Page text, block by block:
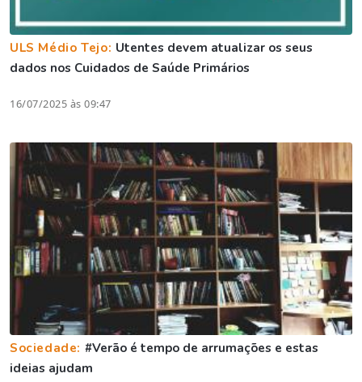
ULS Médio Tejo: Utentes devem atualizar os seus
dados nos Cuidados de Saúde Primários
16/07/2025 às 09:47
Sociedade: #Verão é tempo de arrumações e estas
ideias ajudam